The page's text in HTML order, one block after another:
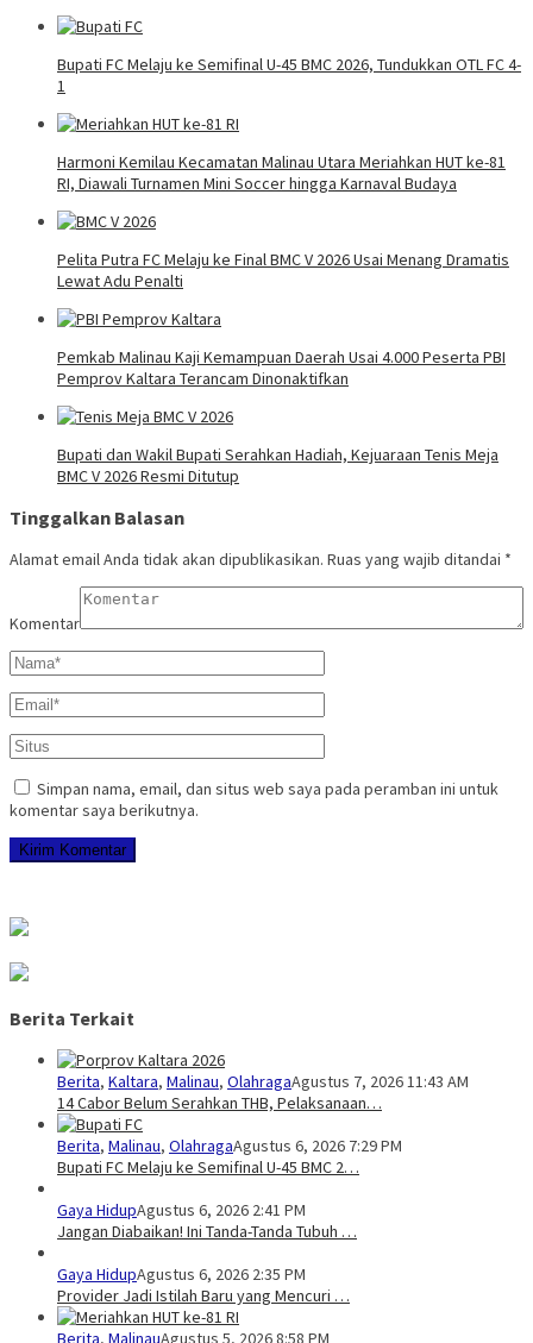
Bupati FC Melaju ke Semifinal U-45 BMC 2026, Tundukkan OTL FC 4-
1
Harmoni Kemilau Kecamatan Malinau Utara Meriahkan HUT ke-81
RI, Diawali Turnamen Mini Soccer hingga Karnaval Budaya
Pelita Putra FC Melaju ke Final BMC V 2026 Usai Menang Dramatis
Lewat Adu Penalti
Pemkab Malinau Kaji Kemampuan Daerah Usai 4.000 Peserta PBI
Pemprov Kaltara Terancam Dinonaktifkan
Bupati dan Wakil Bupati Serahkan Hadiah, Kejuaraan Tenis Meja
BMC V 2026 Resmi Ditutup
Tinggalkan Balasan
Alamat email Anda tidak akan dipublikasikan. Ruas yang wajib ditandai *
Komentar
Simpan nama, email, dan situs web saya pada peramban ini untuk
komentar saya berikutnya.
Berita Terkait
Berita, Kaltara, Malinau, OlahragaAgustus 7, 2026 11:43 AM
14 Cabor Belum Serahkan THB, Pelaksanaan…
Berita, Malinau, OlahragaAgustus 6, 2026 7:29 PM
Bupati FC Melaju ke Semifinal U-45 BMC 2…
Gaya HidupAgustus 6, 2026 2:41 PM
Jangan Diabaikan! Ini Tanda-Tanda Tubuh …
Gaya HidupAgustus 6, 2026 2:35 PM
Provider Jadi Istilah Baru yang Mencuri …
Berita, MalinauAgustus 5, 2026 8:58 PM